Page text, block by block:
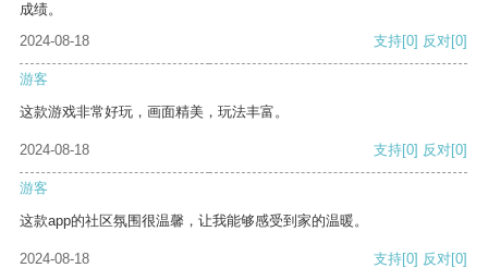
成绩。
2024-08-18
支持[0] 反对[0]
游客
这款游戏非常好玩，画面精美，玩法丰富。
2024-08-18 支持[0] 反对[0]
游客
这款app的社区氛围很温馨，让我能够感受到家的温暖。
2024-08-18 支持[0] 反对[0]